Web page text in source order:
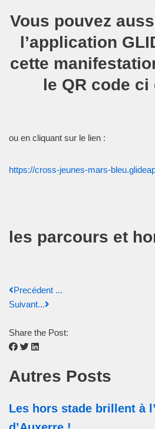
Vous pouvez
l’application
cette
le QR code
ou en cliquant sur le lien :
https://cross-jeunes-mars-
les parcours et
Precédent ...
Suivant...
Share the Post:
Autres Posts
Les hors stade brillent à